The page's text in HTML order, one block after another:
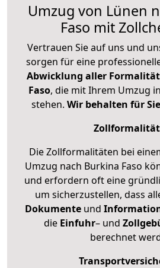
Umzug von Lünen
Faso mit
Vertrauen Sie auf uns und
sorgen für eine
Abwicklung aller
Faso, die mit Ihrem Umzug
stehen. Wir behalten für
Die Zollformalitäten bei
Umzug nach Burkina Faso
und erfordern oft eine
um sicherzustellen, dass
Dokumenteund
die Einfuhr– und
berechnet